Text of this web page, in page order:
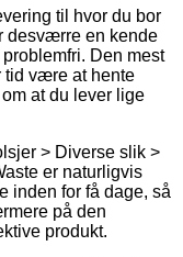
til hvor du bor
desværre en kende
Den mest
tid være at hente
at du lever lige
> Diverse slik >
er naturligvis
inden for få dage, så
på den
produkt.